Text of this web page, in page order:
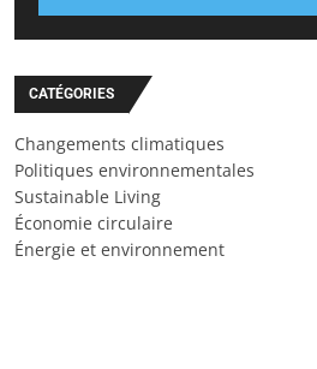
CATÉGORIES
Changements climatiques
Politiques environnementales
Sustainable Living
Économie circulaire
Énergie et environnement